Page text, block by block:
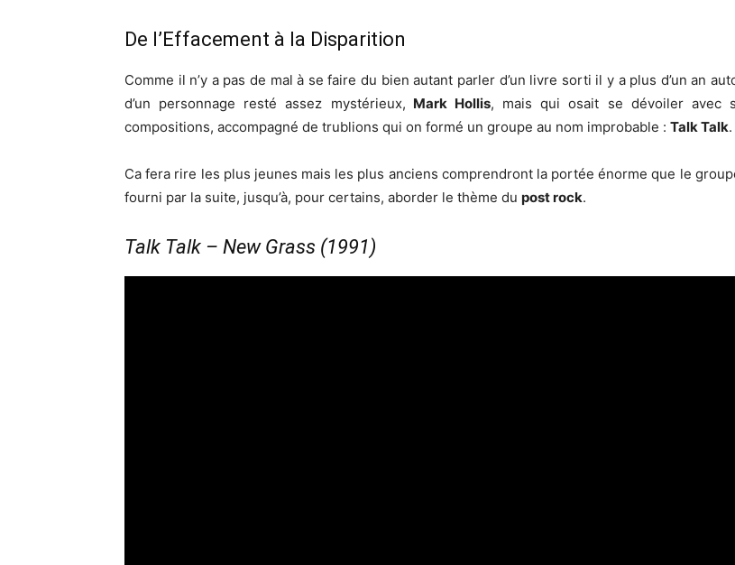
De l’Effacement à la Disparition
Comme il n’y a pas de mal à se faire du bien autant parler d’un livre sorti il y a plus d’un an
d’un personnage resté assez mystérieux, Mark Hollis, mais qui osait se dévoiler avec
compositions, accompagné de trublions qui on formé un groupe au nom improbable : Talk Talk.
Ca fera rire les plus jeunes mais les plus anciens comprendront la portée énorme que le
fourni par la suite, jusqu’à, pour certains, aborder le thème du post rock.
Talk Talk – New Grass (1991)